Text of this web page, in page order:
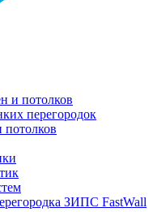
и потолков
перегородок
потолков
ЗИПС FastWall